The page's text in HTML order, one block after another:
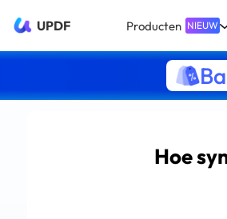
UPDF Producten NIEUW
Hoe